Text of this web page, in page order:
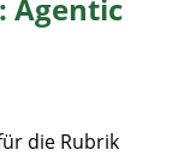
Agentic
die Rubrik